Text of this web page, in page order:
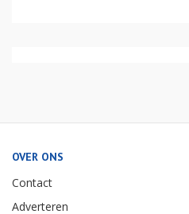
OVER ONS
Contact
Adverteren